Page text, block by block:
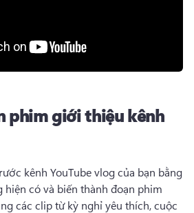
phim giới thiệu kênh
kênh YouTube vlog của bạn bằng
hiện có và biến thành đoạn phim
các clip từ kỳ nghỉ yêu thích, cuộc